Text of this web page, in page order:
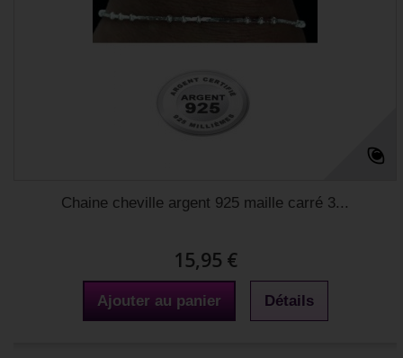
Chaine cheville argent 925 maille carré 3...
15,95 €
Ajouter au panier Détails